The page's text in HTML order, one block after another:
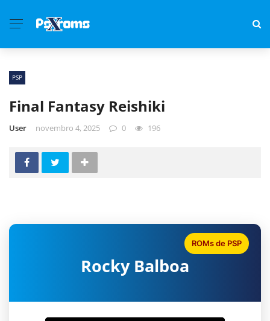
PSP
Final Fantasy Reishiki
User novembro 4, 2025 0 196
Rocky Balboa
ROMs de PSP